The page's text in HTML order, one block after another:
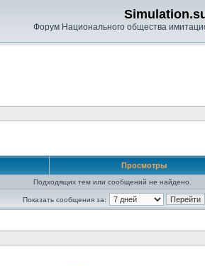
Форум Национального общества
Просмотры
Подходящих тем или сообщений не найдено.
Показать сообщения за: